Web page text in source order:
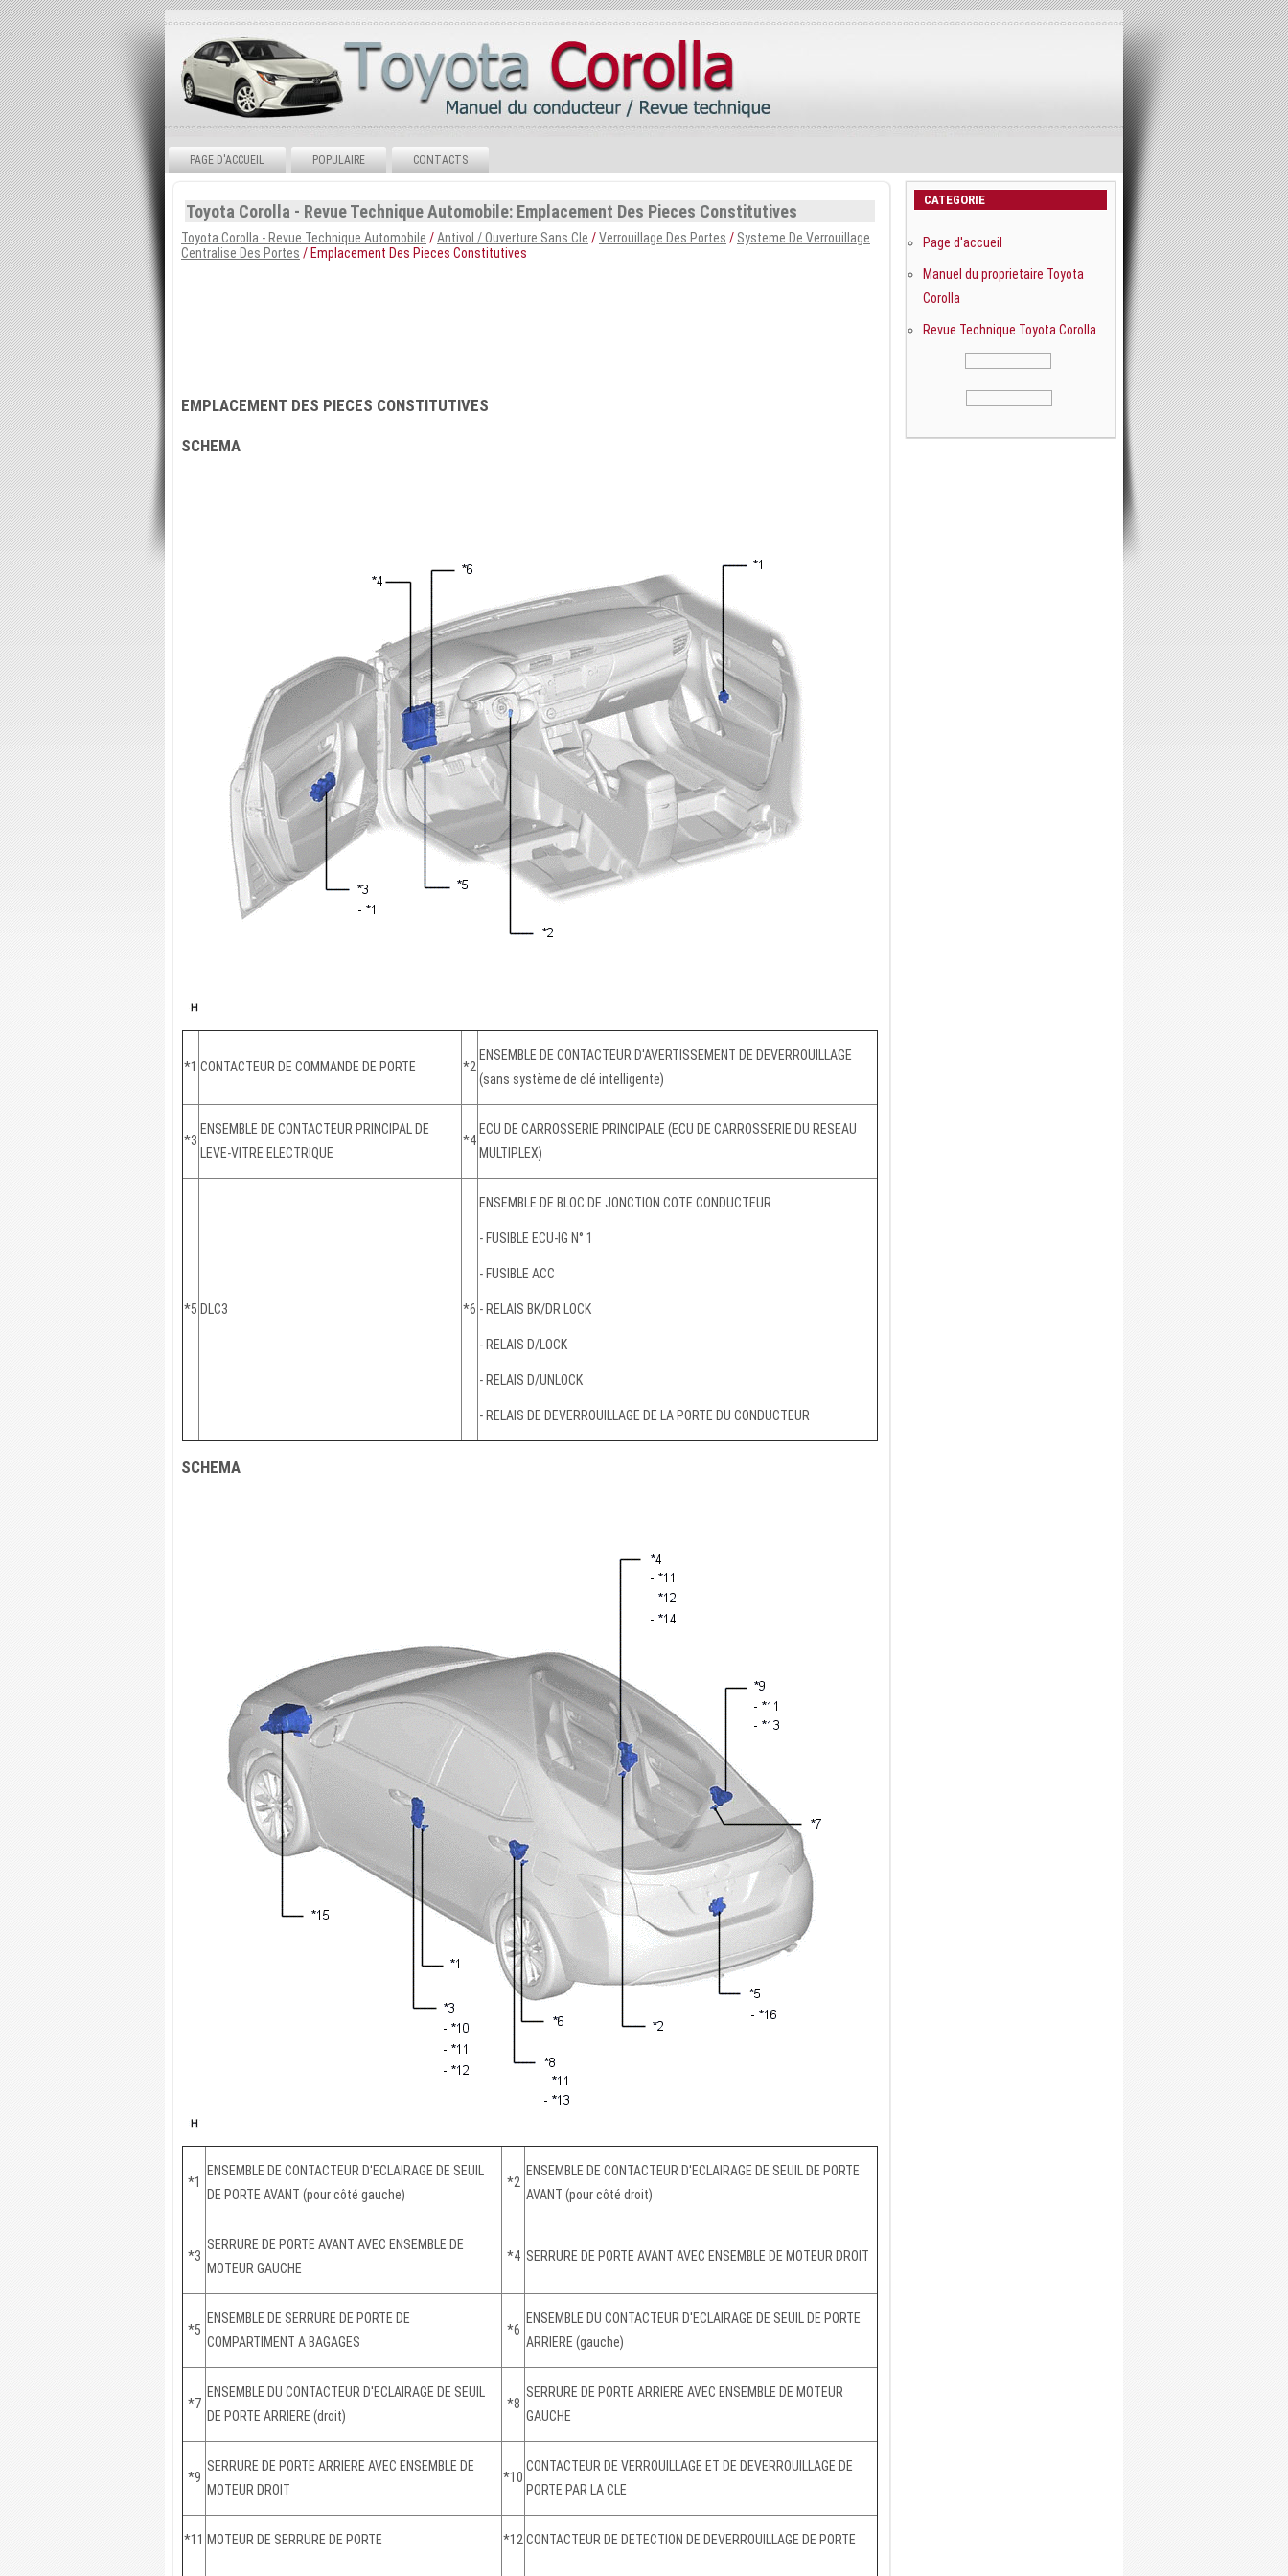
PAGE D'ACCUEIL POPULAIRE CONTACTS
Toyota Corolla - Revue Technique Automobile: Emplacement Des Pieces Constitutives
Toyota Corolla - Revue Technique Automobile /Antivol / Ouverture Sans Cle /Verrouillage Des Portes / Systeme De Verrouillage
Centralise Des Portes / Emplacement Des Pieces Constitutives
EMPLACEMENT DES PIECES CONSTITUTIVES
SCHEMA
*1 CONTACTEUR DE COMMANDE DE PORTE *2
ENSEMBLE DE CONTACTEUR D'AVERTISSEMENT DE DEVERROUILLAGE
(sans système de clé intelligente)
*3
ENSEMBLE DE CONTACTEUR PRINCIPAL DE
LEVE-VITRE ELECTRIQUE
*4
ECU DE CARROSSERIE PRINCIPALE (ECU DE CARROSSERIE DU RESEAU
MULTIPLEX)
*5 DLC3 *6
ENSEMBLE DE BLOC DE JONCTION COTE CONDUCTEUR
- FUSIBLE ECU-IG N° 1
- FUSIBLE ACC
- RELAIS BK/DR LOCK
- RELAIS D/LOCK
- RELAIS D/UNLOCK
- RELAIS DE DEVERROUILLAGE DE LA PORTE DU CONDUCTEUR
SCHEMA
*1
ENSEMBLE DE CONTACTEUR D'ECLAIRAGE DE SEUIL
DE PORTE AVANT (pour côté gauche)
*2
ENSEMBLE DE CONTACTEUR D'ECLAIRAGE DE SEUIL DE PORTE
AVANT (pour côté droit)
*3
SERRURE DE PORTE AVANT AVEC ENSEMBLE DE
MOTEUR GAUCHE
*4 SERRURE DE PORTE AVANT AVEC ENSEMBLE DE MOTEUR DROIT
*5
ENSEMBLE DE SERRURE DE PORTE DE
COMPARTIMENT A BAGAGES
*6
ENSEMBLE DU CONTACTEUR D'ECLAIRAGE DE SEUIL DE PORTE
ARRIERE (gauche)
*7
ENSEMBLE DU CONTACTEUR D'ECLAIRAGE DE SEUIL
DE PORTE ARRIERE (droit)
*8
SERRURE DE PORTE ARRIERE AVEC ENSEMBLE DE MOTEUR
GAUCHE
*9
SERRURE DE PORTE ARRIERE AVEC ENSEMBLE DE
MOTEUR DROIT
*10
CONTACTEUR DE VERROUILLAGE ET DE DEVERROUILLAGE DE
PORTE PAR LA CLE
*11 MOTEUR DE SERRURE DE PORTE *12 CONTACTEUR DE DETECTION DE DEVERROUILLAGE DE PORTE
CATEGORIE
Page d'accueil
Manuel du proprietaire Toyota
Corolla
Revue Technique Toyota Corolla